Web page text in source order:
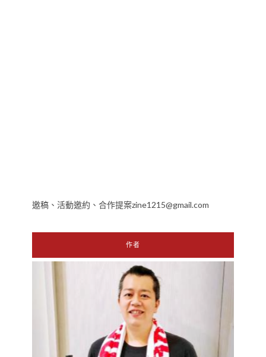
邀稿、活動邀約、合作提案zine1215@gmail.com
作者